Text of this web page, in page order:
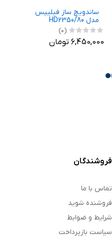
ساندویچ ساز فیلیپس
مدل HD2350/80
(0)
6,450,000 تومان
فروشندگان
تماس با ما
فروشنده شوید
شرایط و ضوابط
سیاست بازپرداخت